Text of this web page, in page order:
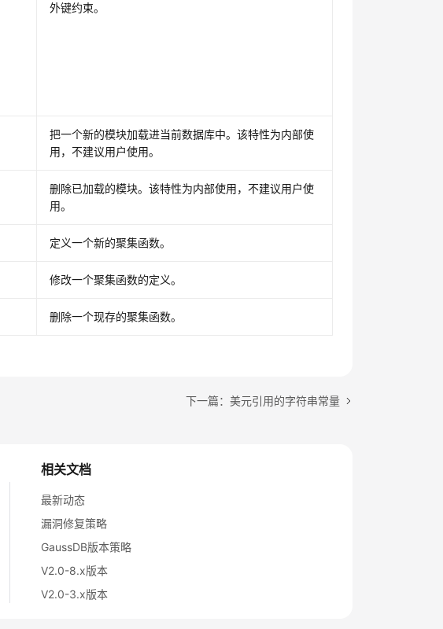
外键约束。
把一个新的模块加载进当前数据库中。该特性为内部使
用，不建议用户使用。
删除已加载的模块。该特性为内部使用，不建议用户使
用。
定义一个新的聚集函数。
修改一个聚集函数的定义。
删除一个现存的聚集函数。
下一篇：美元引用的字符串常量
相关文档
最新动态
漏洞修复策略
GaussDB版本策略
V2.0-8.x版本
V2.0-3.x版本